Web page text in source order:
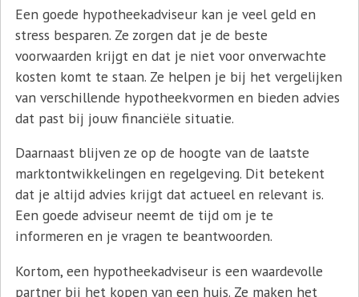
Een goede hypotheekadviseur kan je veel geld en
stress besparen. Ze zorgen dat je de beste
voorwaarden krijgt en dat je niet voor onverwachte
kosten komt te staan. Ze helpen je bij het vergelijken
van verschillende hypotheekvormen en bieden advies
dat past bij jouw financiële situatie.
Daarnaast blijven ze op de hoogte van de laatste
marktontwikkelingen en regelgeving. Dit betekent
dat je altijd advies krijgt dat actueel en relevant is.
Een goede adviseur neemt de tijd om je te
informeren en je vragen te beantwoorden.
Kortom, een hypotheekadviseur is een waardevolle
partner bij het kopen van een huis. Ze maken het